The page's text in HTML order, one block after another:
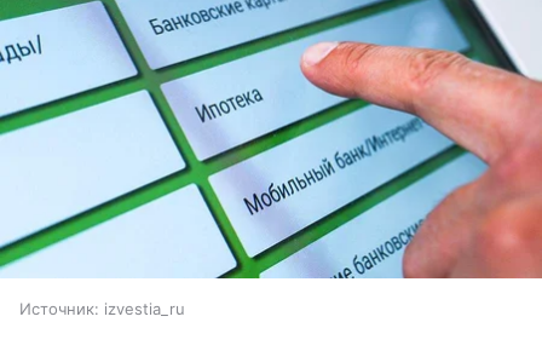
Источник: izvestia_ru